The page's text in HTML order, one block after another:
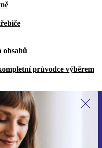
obsahů
průvodce výběrem
našich novinek a
žádnou nabídku.